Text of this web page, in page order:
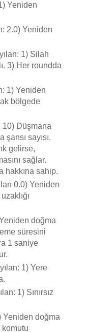
Yeniden
2.0) Yeniden
1) Silah
3) Her roundda
1) Yeniden
bölgede
10) Düşmana
sayısı.
gelirse,
sağlar.
hakkına sahip.
0.0) Yeniden
doğma
süresini
1 saniye
1) Yere
1) Sınırsız
Yeniden doğma
komutu